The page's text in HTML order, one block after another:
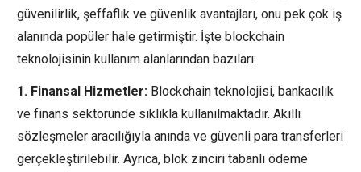
güvenilirlik, şeffaflık ve güvenlik avantajları, onu pek çok iş
alanında popüler hale getirmiştir. İşte blockchain
teknolojisinin kullanım alanlarından bazıları:
1. Finansal Hizmetler: Blockchain teknolojisi, bankacılık
ve finans sektöründe sıklıkla kullanılmaktadır. Akıllı
sözleşmeler aracılığıyla anında ve güvenli para transferleri
gerçekleştirilebilir. Ayrıca, blok zinciri tabanlı ödeme